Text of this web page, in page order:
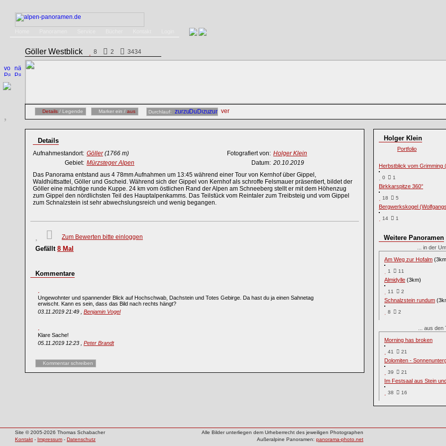
Göller Westblick 8 2 3434
Details / Legende Marker ein / aus Durchlauf:
Details
Aufnahmestandort: Göller (1766 m) Fotografiert von: Holger Klein
Gebiet: Mürzsteger Alpen Datum: 20.10.2019
Das Panorama entstand aus 4 78mm Aufnahmen um 13:45 während einer Tour von Kernhof über Gippel,
Waldhüttsattel, Göller und Gscheid. Während sich der Gippel von Kernhof als schroffe Felsmauer präsentiert, bildet der
Göller eine mächtige runde Kuppe. 24 km vom östlichen Rand der Alpen am Schneeberg stellt er mit dem Höhenzug
zum Gippel den nördlichsten Teil des Hauptalpenkamms. Das Teilstück vom Reintaler zum Treibsteig und vom Gippel
zum Schnalzstein ist sehr abwechslungsreich und wenig begangen.
Zum Bewerten bitte einloggen
Gefällt 8 Mal
Kommentare
Ungewohnter und spannender Blick auf Hochschwab, Dachstein und Totes Gebirge. Da hast du ja einen Sahnetag
erwischt. Kann es sein, dass das Bild nach rechts hängt?
03.11.2019 21:49 , Benjamin Vogel
Klare Sache!
05.11.2019 12:23 , Peter Brandt
Kommentar schreiben
Holger Klein
Portfolio
Herbstblick vom Grimming
0 1
Birkkarspitze 360°
18 5
Bergwerkskogel
14 1
Weitere Panoramen
... in der
Am Weg zur Hofalm
1 11
Almidylle (3km)
11 2
Schnalzstein rundum
8 2
... aus den
Morning has broken
41 21
Dolomiten -
39 21
Im Festsaal aus Stein
38 16
Site © 2005-2026 Thomas Schabacher
Alle Bilder unterliegen dem Urheberrecht des jeweiligen Photographen
Kontakt - Impressum - Datenschutz Außeralpine Panoramen: panorama-photo.net